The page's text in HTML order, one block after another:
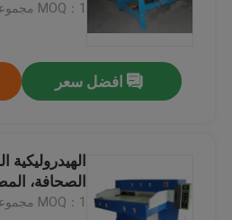
MOQ：1 مجموعة
افضل سعر
الصحافة،
MOQ：1 مجموعة